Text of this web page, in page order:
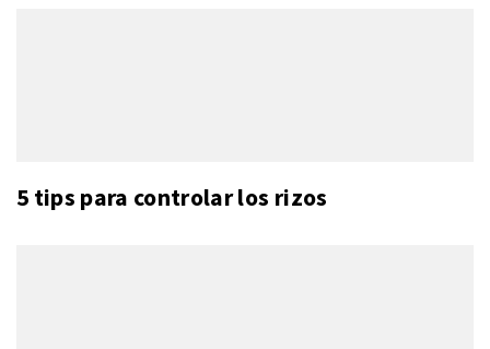
5 tips para controlar los rizos